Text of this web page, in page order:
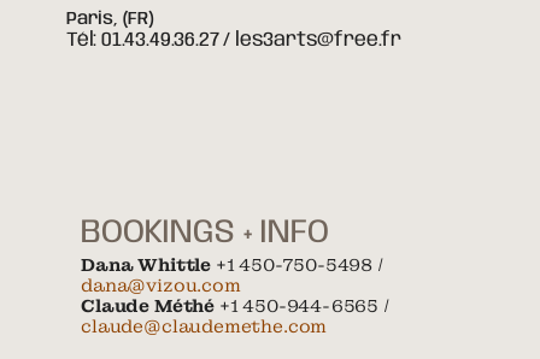
Paris, (FR)
Tél: 01.43.49.36.27 / les3arts@free.fr
BOOKINGS + INFO
Dana Whittle +1 450-750-5498 /
dana@vizou.com
Claude Méthé +1 450-944-6565 /
claude@claudemethe.com